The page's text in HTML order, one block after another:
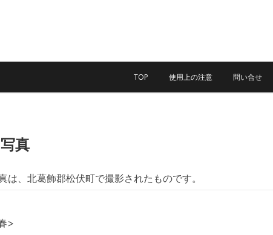
TOP 使用上の注意 問い合せ
真
は、北葛飾郡松伏町で撮影されたものです。
>